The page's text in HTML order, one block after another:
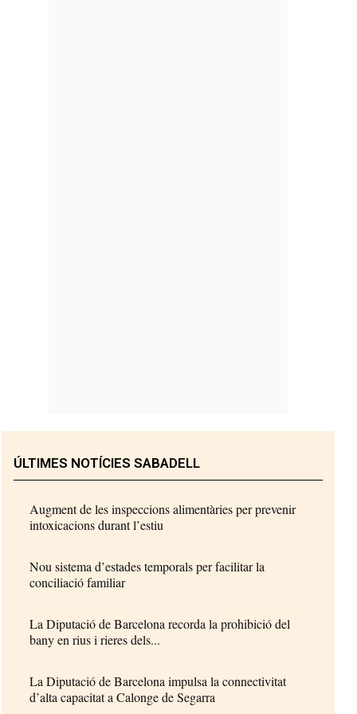
ÚLTIMES NOTÍCIES SABADELL
Augment de les inspeccions alimentàries per prevenir
intoxicacions durant l’estiu
Nou sistema d’estades temporals per facilitar la
conciliació familiar
La Diputació de Barcelona recorda la prohibició del
bany en rius i rieres dels...
La Diputació de Barcelona impulsa la connectivitat
d’alta capacitat a Calonge de Segarra